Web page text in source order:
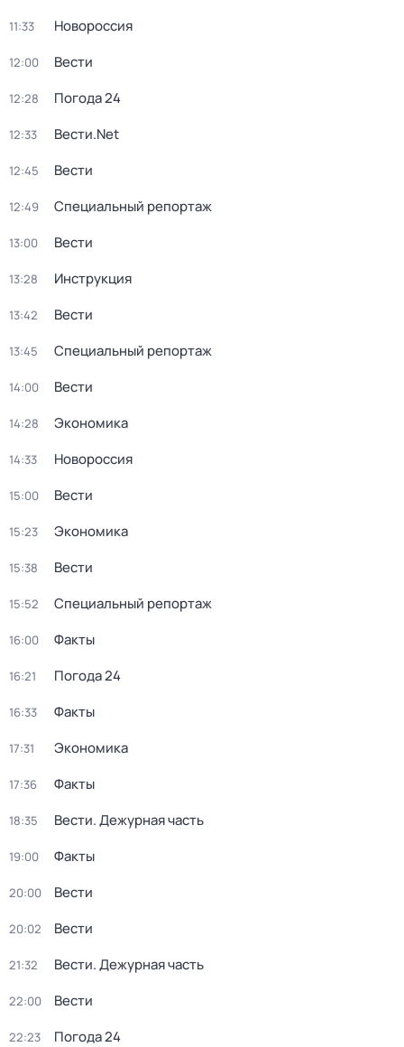
11:33 Новороссия
12:00 Вести
12:28 Погода 24
12:33 Вести.Net
12:45 Вести
12:49 Специальный репортаж
13:00 Вести
13:28 Инструкция
13:42 Вести
13:45 Специальный репортаж
14:00 Вести
14:28 Экономика
14:33 Новороссия
15:00 Вести
15:23 Экономика
15:38 Вести
15:52 Специальный репортаж
16:00 Факты
16:21 Погода 24
16:33 Факты
17:31 Экономика
17:36 Факты
18:35 Вести. Дежурная часть
19:00 Факты
20:00 Вести
20:02 Вести
21:32 Вести. Дежурная часть
22:00 Вести
22:23 Погода 24